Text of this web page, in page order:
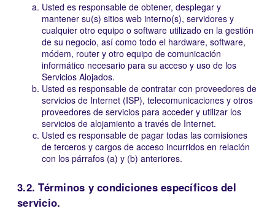
Usted es responsable de obtener, desplegar y
mantener su(s) sitios web interno(s), servidores y
cualquier otro equipo o software utilizado en la gestión
de su negocio, así como todo el hardware, software,
módem, router y otro equipo de comunicación
informático necesario para su acceso y uso de los
Servicios Alojados.
Usted es responsable de contratar con proveedores de
servicios de Internet (ISP), telecomunicaciones y otros
proveedores de servicios para acceder y utilizar los
servicios de alojamiento a través de Internet.
Usted es responsable de pagar todas las comisiones
de terceros y cargos de acceso incurridos en relación
con los párrafos (a) y (b) anteriores.
3.2. Términos y condiciones específicos del
servicio.